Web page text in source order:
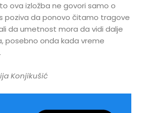
ova izložba ne govori samo o
poziva da ponovo čitamo tragove
da umetnost mora da vidi dalje
posebno onda kada vreme
Konjikušić